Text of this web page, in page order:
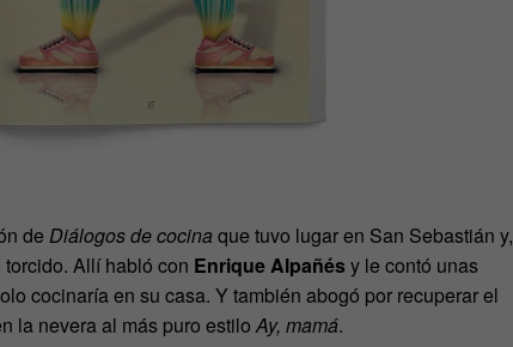
de Diálogos de cocina que tuvo lugar en San Sebastián y,
Allí habló con Enrique Alpañésy le contó unas
cocinaría en su casa. Y también abogó por recuperar el
la nevera al más puro estiloAy, mamá.